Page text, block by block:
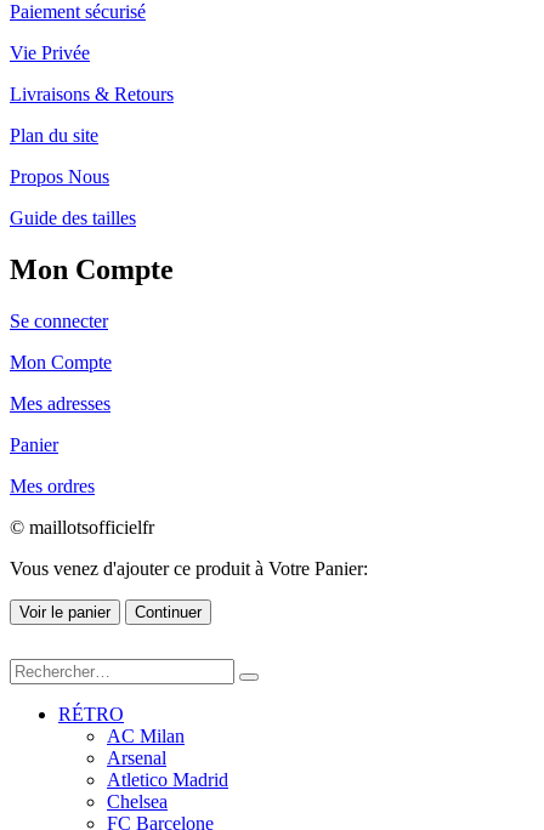
Paiement sécurisé
Vie Privée
Livraisons & Retours
Plan du site
Propos Nous
Guide des tailles
Mon Compte
Se connecter
Mon Compte
Mes adresses
Panier
Mes ordres
© maillotsofficielfr
Vous venez d'ajouter ce produit à Votre Panier:
Voir le panier Continuer
RÉTRO
AC Milan
Arsenal
Atletico Madrid
Chelsea
FC Barcelone